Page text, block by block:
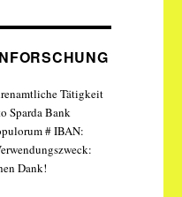
Tätigkeit
Sparda Bank
# IBAN:
Dank!